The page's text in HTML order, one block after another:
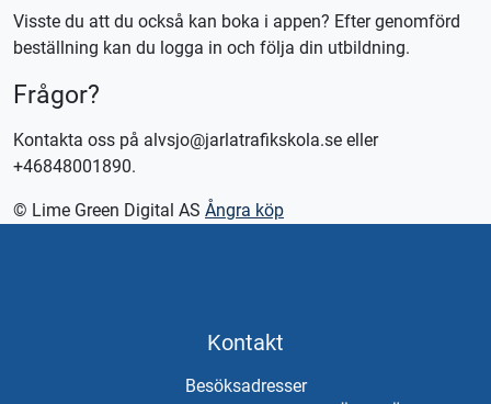
vill komma i mål snabbare. Du väljer tempot – vi anpassar
upplägget efter dina mål och förutsättningar.
Detta ingår i MC-paket Medium:
🏍️ 4 st trafiklektioner á 100 minuter
🏍️ 150 minuter landsvägskörning
📘 Riskutbildning del 1 (Riskettan)
⚠️ Riskutbildning del 2 (Risktvåan)
Ett MC-paket med allt som krävs för att du ska nå ditt mål –
tryggt, effektivt och på dina villkor.
Kontakta oss för bokning.
Visste du att du också kan boka i appen? Efter genomförd
beställning kan du logga in och följa din utbildning.
Frågor?
Kontakta oss på alvsjo@jarlatrafikskola.se eller
+46848001890.
© Lime Green Digital AS Ångra köp
Kontakt
Besöksadresser